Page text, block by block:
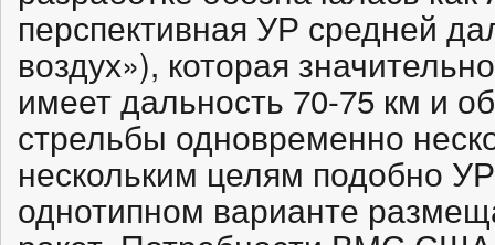
перспективная УР средней
воздух»), которая
имеет дальность 70-75 км и
стрельбы одновременно
нескольким целям подобно
однотипном варианте